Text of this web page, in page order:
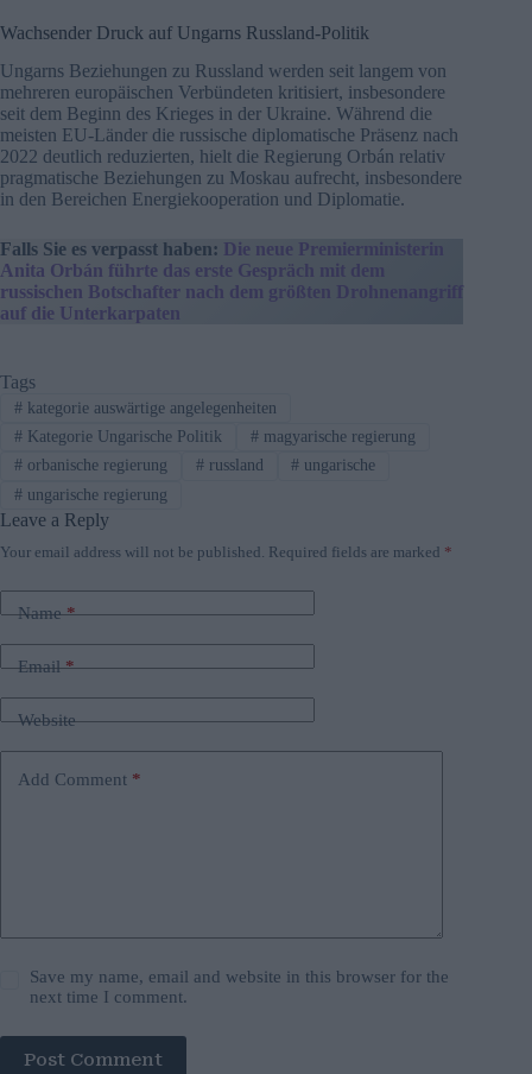
Wachsender Druck auf Ungarns Russland-Politik
Ungarns Beziehungen zu Russland werden seit langem von
mehreren europäischen Verbündeten kritisiert, insbesondere
seit dem Beginn des Krieges in der Ukraine. Während die
meisten EU-Länder die russische diplomatische Präsenz nach
2022 deutlich reduzierten, hielt die Regierung Orbán relativ
pragmatische Beziehungen zu Moskau aufrecht, insbesondere
in den Bereichen Energiekooperation und Diplomatie.
Falls Sie es verpasst haben: Die neue Premierministerin
Anita Orbán führte das erste Gespräch mit dem
russischen Botschafter nach dem größten Drohnenangriff
auf die Unterkarpaten
Tags
#kategorie auswärtige angelegenheiten
#Kategorie Ungarische Politik #magyarische regierung
#orbanische regierung #russland # ungarische
#ungarische regierung
Leave a Reply
Your email address will not be published. Required fields are marked *
Name*
Email*
Website
Add Comment *
Save my name, email and website in this browser for the
next time I comment.
Post Comment